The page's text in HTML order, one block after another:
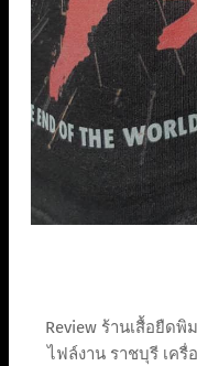
Review ร้านเสื้อยืด
ไฟล์งาน ราชบุรี เค